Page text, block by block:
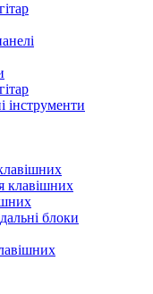
інструменти
клавішних
блоки